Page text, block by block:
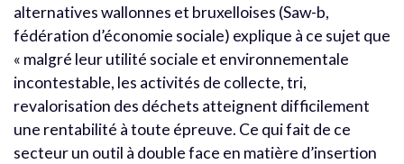
alternatives wallonnes et bruxelloises (Saw-b,
fédération d’économie sociale) explique à ce sujet que
« malgré leur utilité sociale et environnementale
incontestable, les activités de collecte, tri,
revalorisation des déchets atteignent difficilement
une rentabilité à toute épreuve. Ce qui fait de ce
secteur un outil à double face en matière d’insertion